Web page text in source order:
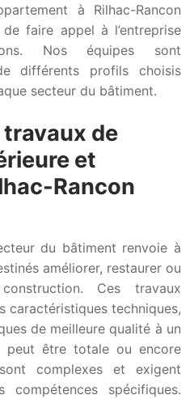
à Rilhac-Rancon
faire appel à l’entreprise
Nos équipes sont
différents profils choisis
secteur du bâtiment.
de
et
Rancon
du bâtiment renvoie à
améliorer, restaurer ou
Ces travaux
caractéristiques techniques,
de meilleure qualité à un
peut être totale ou encore
complexes et exigent
spécifiques.